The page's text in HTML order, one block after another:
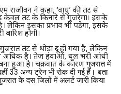
राजीवन ने कहा, ‘वायु’ की तट से
केवल तट के किनारे से गुजरेगा। इसके
लेकिन इसका प्रभाव भी पड़ेगा, इसके
होगी।
तट से थोड़ा दूर हो गया है, लेकिन
अधिक है। तेज हवाओं, धूल भरी आंधी
हुआ है। चक्रवात के कारणगुजरात में
33 अन्य ट्रेन भी रोक दी गई हैं। बता
के दस जिलों में अलर्ट जारी किया